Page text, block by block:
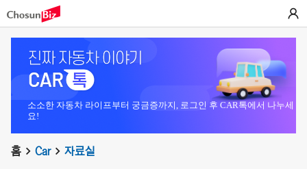
소소한 자동차 라이프부터 궁금증까지, 로그인 후 CAR톡에서 나누세
요!
홈 Car 자료실